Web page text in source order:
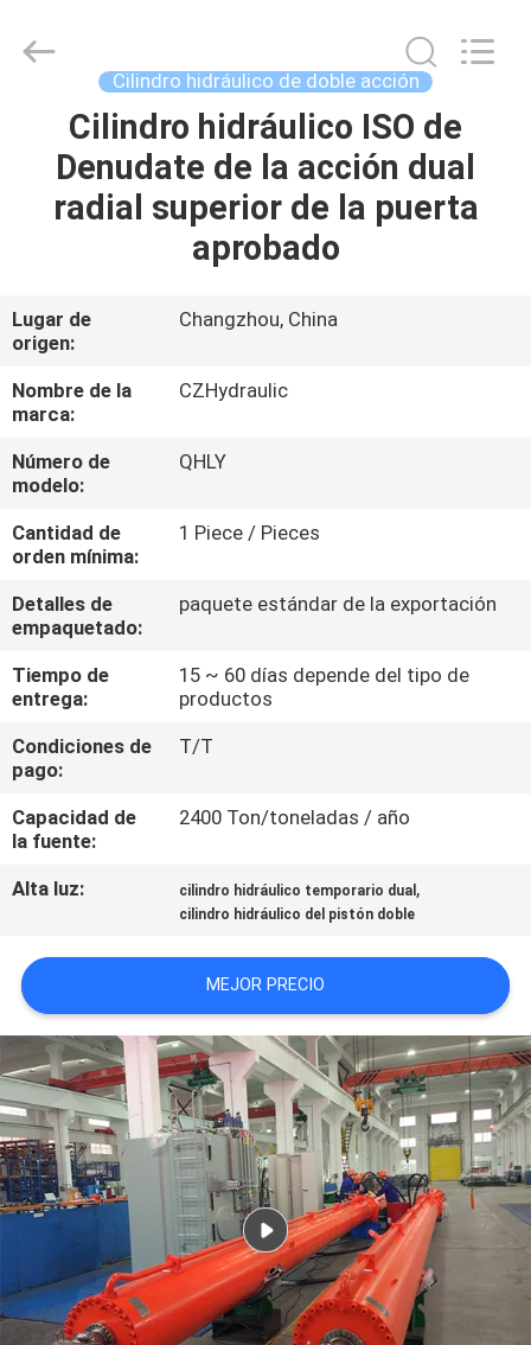
CASA
PRODUCTOS
LOS
VÍDEOS
SOBRE
NOSOTROS
RECORRIDO
POR
LA
FÁBRICA
CONTROL
DE
CALIDAD
CONTACTA
NOSOTROS
SOLICITAR
UNA CITA
MAPA
DEL
SITIO
POLÍTICA
EQUIPMENT
CO.,LTD.
Cilindro hidráulico de doble acción
Cilindro hidráulico ISO de
Denudate de la acción dual
radial superior de la puerta
aprobado
Lugar de
origen:
Changzhou, China
Nombre de la
marca:
CZHydraulic
Número de
modelo:
QHLY
Cantidad de
orden mínima:
1 Piece / Pieces
Detalles de
empaquetado:
paquete estándar de la exportación
Tiempo de
entrega:
15 ~ 60 días depende del tipo de
productos
Condiciones de
pago:
T/T
Capacidad de
la fuente:
2400 Ton/toneladas / año
Alta luz: cilindro hidráulico temporario dual ,
cilindro hidráulico del pistón doble
MEJOR PRECIO